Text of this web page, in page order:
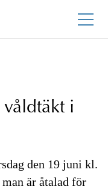
i
den 19 juni kl.
är åtalad för